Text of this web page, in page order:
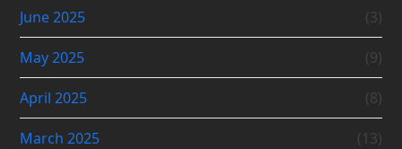
June 2025 (3)
May 2025 (9)
April 2025 (8)
March 2025 (13)